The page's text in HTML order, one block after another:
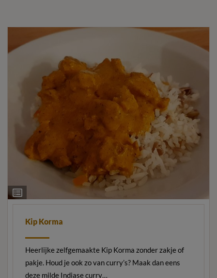
Ingrediëntenlijst
Kip Korma
Heerlijke zelfgemaakte Kip Korma zonder zakje of
pakje. Houd je ook zo van curry’s? Maak dan eens
deze milde Indiase curry…